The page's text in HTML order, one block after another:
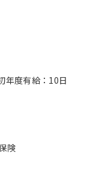
年度有給：10日
険